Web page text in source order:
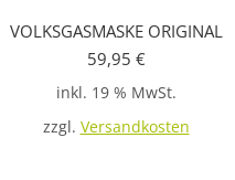
VOLKSGASMASKE ORIGINAL
59,95 €
inkl. 19 % MwSt.
zzgl. Versandkosten